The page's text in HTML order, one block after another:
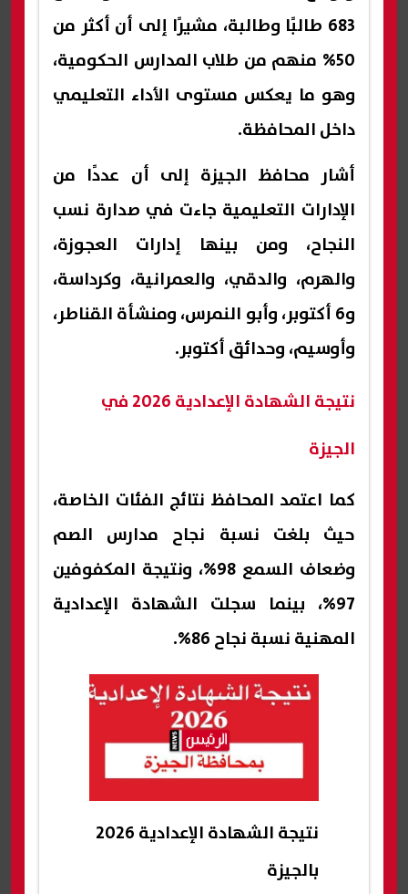
683 طالبًا وطالبة، مشيرًا إلى أن أكثر من
50% منهم من طلاب المدارس الحكومية،
وهو ما يعكس مستوى الأداء التعليمي
داخل المحافظة.
أشار محافظ الجيزة إلى أن عددًا من
الإدارات التعليمية جاءت في صدارة نسب
النجاح، ومن بينها إدارات العجوزة،
والهرم، والدقي، والعمرانية، وكرداسة،
و6 أكتوبر، وأبو النمرس، ومنشأة القناطر،
وأوسيم، وحدائق أكتوبر.
نتيجة الشهادة الإعدادية 2026 في
الجيزة
كما اعتمد المحافظ نتائج الفئات الخاصة،
حيث بلغت نسبة نجاح مدارس الصم
وضعاف السمع 98%، ونتيجة المكفوفين
97%، بينما سجلت الشهادة الإعدادية
المهنية نسبة نجاح 86%.
نتيجة الشهادة الإعدادية 2026
بالجيزة